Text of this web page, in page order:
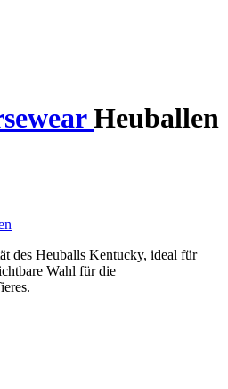
Heuballen
des Heuballs Kentucky, ideal für
Wahl für die